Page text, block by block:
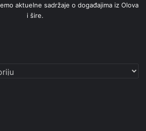
aktuelne sadržaje o događajima iz Olova
i šire.